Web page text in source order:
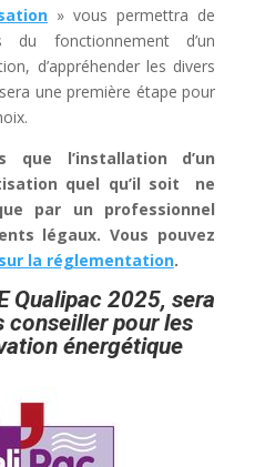
» vous permettra de
du fonctionnement d’un
d’appréhender les divers
une première étape pour
que l’installation d’un
quel qu’il soit ne
par un professionnel
légaux. Vous pouvez
la réglementation.
Qualipac 2025, sera
conseiller pour les
énergétique